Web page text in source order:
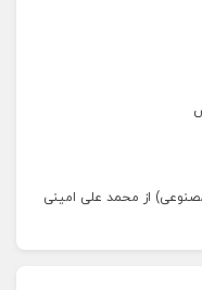
از محمد علی امینی